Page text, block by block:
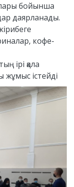
бойынша
даярланады.
кофе-
ірі қала
істейді